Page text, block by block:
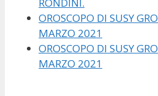
OROSCOPO DI SUSY
MARZO 2021
OROSCOPO DI SUSY
MARZO 2021